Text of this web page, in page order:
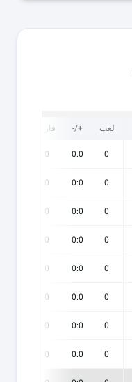
لعب +/- فارق
0
0:0
0
0
0:0
0
0
0:0
0
0
0:0
0
0
0:0
0
0
0:0
0
0
0:0
0
0
0:0
0